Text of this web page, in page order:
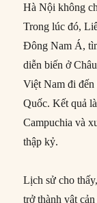
Hà Nội không
Trong lúc đó,
Đông Nam Á,
diễn biến ở
Việt Nam đi
Quốc. Kết quả
Campuchia và
thập kỷ.
Lịch sử cho
trở thành vật